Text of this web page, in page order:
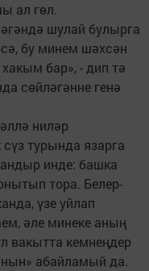
ал гөл.
шулай булырга
бу минем шәхсән
бар», - дип тә
сөйләгәнне генә
ниләр
турында язарга
инде: башка
тора. Белер-
үзе уйлап
әле минеке аның
вакытта кемнеңдер
абайламый да.